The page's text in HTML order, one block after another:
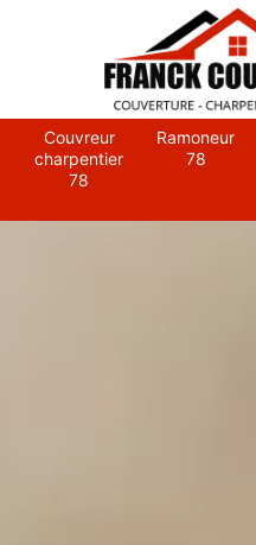
Couvreur
charpentier
78
Ramoneur
78